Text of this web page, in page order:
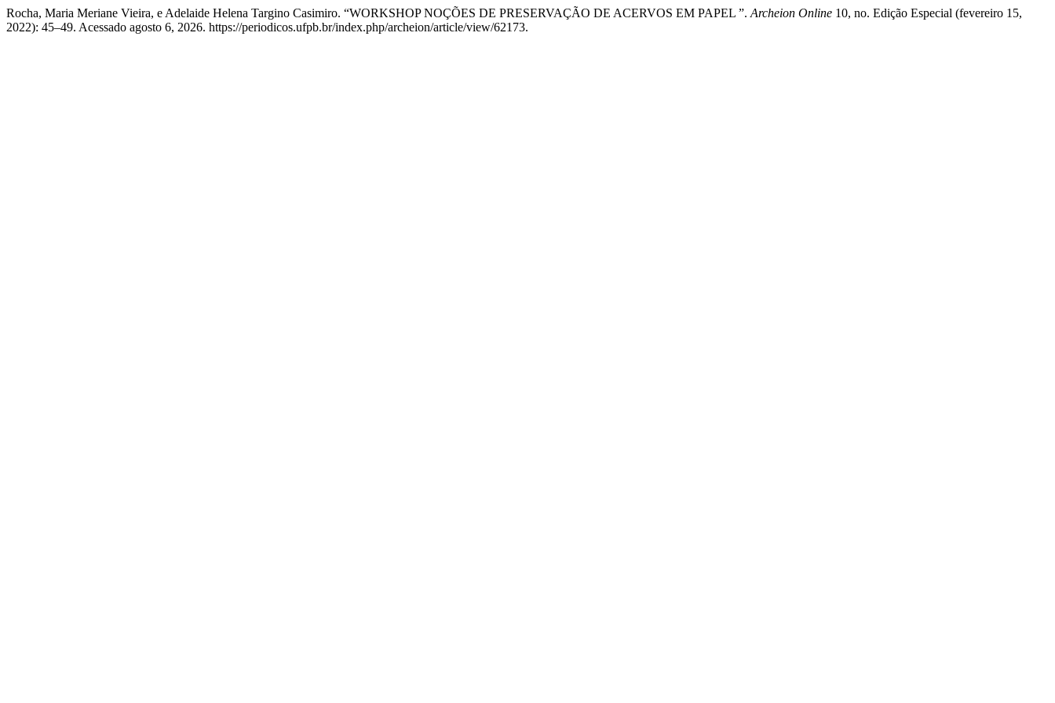
Rocha, Maria Meriane Vieira, e Adelaide Helena Targino Casimiro. “WORKSHOP NOÇÕES DE PRESERVAÇÃO DE ACERVOS EM PAPEL ”. Archeion Online 10, no. Edição Especial (fevereiro 15,
2022): 45–49. Acessado agosto 6, 2026. https://periodicos.ufpb.br/index.php/archeion/article/view/62173.